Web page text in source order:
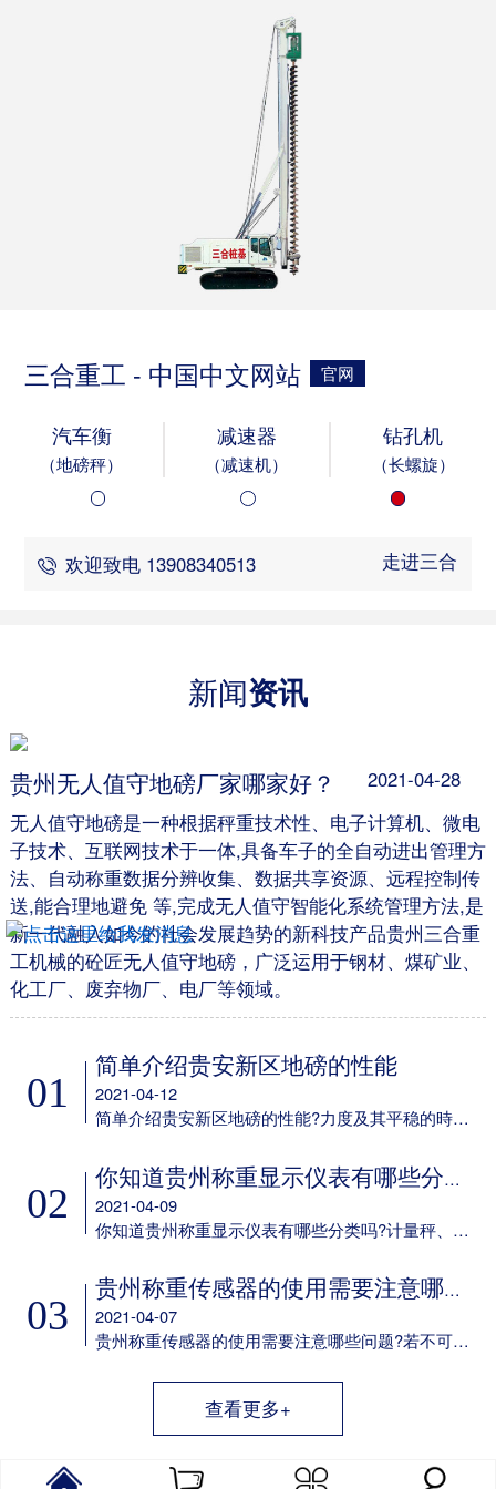
三合重工 - 中国中文网站 官网
汽车衡
（地磅秤）
减速器
（减速机）
钻孔机
（长螺旋）
欢迎致电 13908340513 走进三合
新闻资讯
贵州无人值守地磅厂家哪家好？
2021-04-28
无人值守地磅是一种根据秤重技术性、电子计算机、微电
子技术、互联网技术于一体,具备车子的全自动进出管理方
法、自动称重数据分辨收集、数据共享资源、远程控制传
送,能合理地避免 等,完成无人值守智能化系统管理方法,是
新一代融入如今的社会发展趋势的新科技产品贵州三合重
工机械的砼匠无人值守地磅，广泛运用于钢材、煤矿业、
化工厂、废弃物厂、电厂等领域。
01
简单介绍贵安新区地磅的性能
2021-04-12
简单介绍贵安新区地磅的性能?力度及其平稳的時间可设定;多种多样led背光方式可挑选;可任意电池充电;具备欠压保护标示及保护设备;任意配备6V/4aH免维护保养电瓶选配RS-232通信口，串口波特率可选，通讯方式可选;选配50mA电流量环显示屏通信口。
02
你知道贵州称重显示仪表有哪些分类吗
2021-04-09
你知道贵州称重显示仪表有哪些分类吗?计量秤、定量包装机、电子吊秤、电子器件汽车衡、电子器件案秤、皮带秤、动态轨道衡称重显示仪表以及它专用型称重显示仪表。
03
贵州称重传感器的使用需要注意哪些问题
2021-04-07
贵州称重传感器的使用需要注意哪些问题?若不可以确保这一点，则应考虑到在他们中间设定障板防护之，并在箱身体安装 散热风扇。用于精确测量传感器輸出数据信号的电子电路，应尽量配备单独的供电系统变电器，而不必和交流接触器等机器设备同用同一主开关电源。
查看更多+